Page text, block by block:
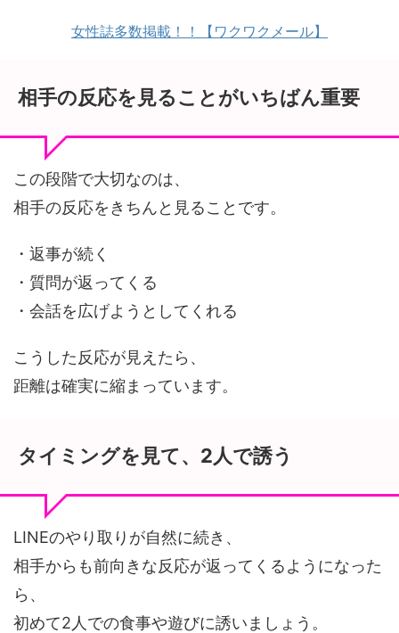
女性誌多数掲載！！【ワクワクメール】
相手の反応を見ることがいちばん重要
この段階で大切なのは、
相手の反応をきちんと見ることです。
・返事が続く
・質問が返ってくる
・会話を広げようとしてくれる
こうした反応が見えたら、
距離は確実に縮まっています。
タイミングを見て、2人で誘う
LINEのやり取りが自然に続き、
相手からも前向きな反応が返ってくるようになった
ら、
初めて2人での食事や遊びに誘いましょう。